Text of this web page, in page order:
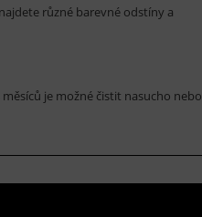
různé barevné odstíny a
je možné čistit nasucho nebo